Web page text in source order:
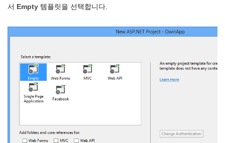
서 Empty 템플릿을 선택합니다.